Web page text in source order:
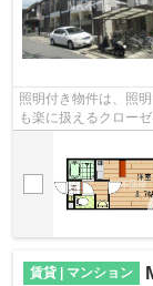
照明付き物件は、照
も楽に扱えるクロー
賃貸 | マンション